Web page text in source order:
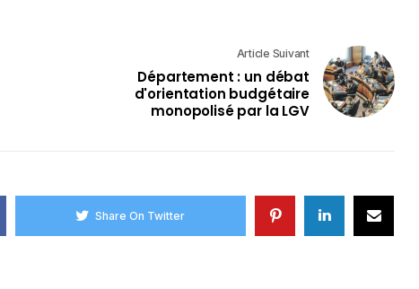
Article Suivant
Département : un débat
d'orientation budgétaire
monopolisé par la LGV
Share On Twitter